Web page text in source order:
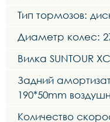
Тип тормозов:
Диаметр колес:
Вилка SUNTOUR
Задний
190*50mm
Количество